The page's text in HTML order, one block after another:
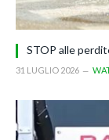
STOP alle
31 LUGLIO 2026